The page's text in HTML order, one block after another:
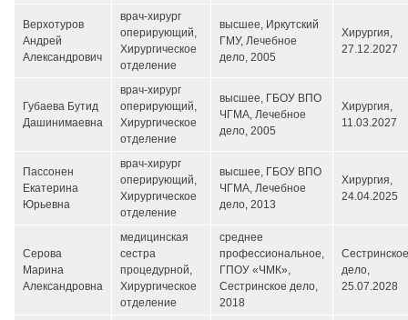
Верхотуров
Андрей
Александрович
врач-хирург
оперирующий,
Хирургическое
отделение
высшее, Иркутский
ГМУ, Лечебное
дело, 2005
Хирургия,
27.12.2027
Губаева Бутид
Дашинимаевна
врач-хирург
оперирующий,
Хирургическое
отделение
высшее, ГБОУ ВПО
ЧГМА, Лечебное
дело, 2005
Хирургия,
11.03.2027
Пассонен
Екатерина
Юрьевна
врач-хирург
оперирующий,
Хирургическое
отделение
высшее, ГБОУ ВПО
ЧГМА, Лечебное
дело, 2013
Хирургия,
24.04.2025
Серова
Марина
Александровна
медицинская
сестра
процедурной,
Хирургическое
отделение
среднее
профессиональное,
ГПОУ «ЧМК»,
Сестринское дело,
2018
Сестринское
дело,
25.07.2028